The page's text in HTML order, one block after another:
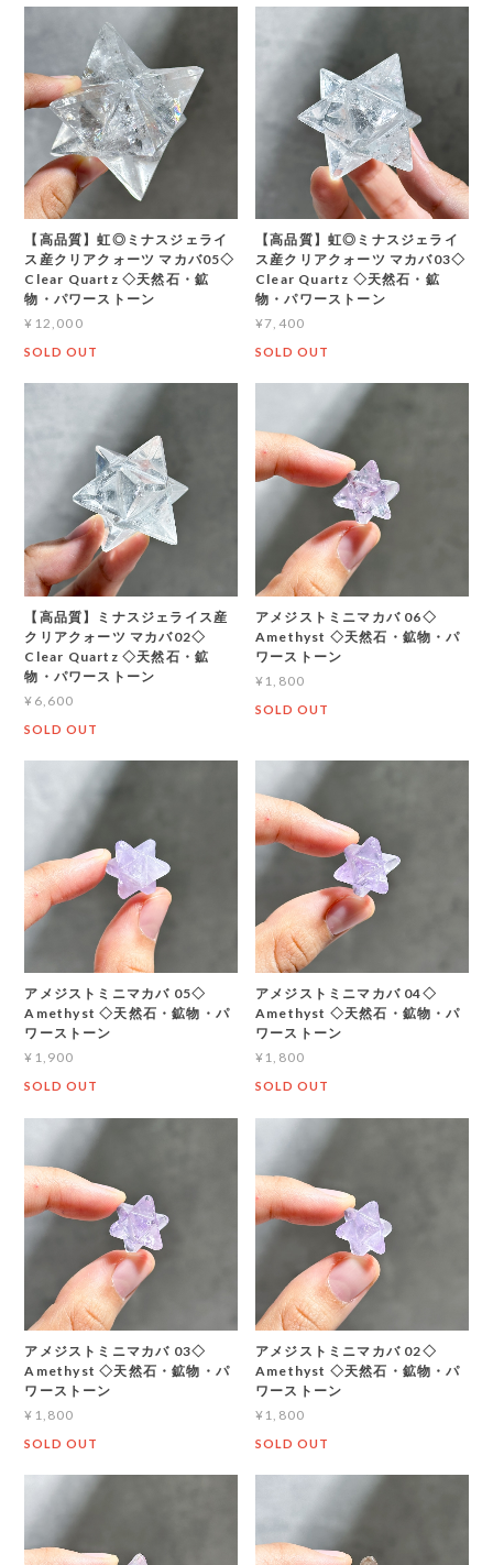
【高品質】虹◎ミナスジェライ
ス産クリアクォーツ マカバ05◇
Clear Quartz ◇天然石・鉱
物・パワーストーン
¥12,000
SOLD OUT
【高品質】虹◎ミナスジェライ
ス産クリアクォーツ マカバ03◇
Clear Quartz ◇天然石・鉱
物・パワーストーン
¥7,400
SOLD OUT
【高品質】ミナスジェライス産
クリアクォーツ マカバ02◇
Clear Quartz ◇天然石・鉱
物・パワーストーン
¥6,600
SOLD OUT
アメジストミニマカバ 06◇
Amethyst ◇天然石・鉱物・パ
ワーストーン
¥1,800
SOLD OUT
アメジストミニマカバ 05◇
Amethyst ◇天然石・鉱物・パ
ワーストーン
¥1,900
SOLD OUT
アメジストミニマカバ 04◇
Amethyst ◇天然石・鉱物・パ
ワーストーン
¥1,800
SOLD OUT
アメジストミニマカバ 03◇
Amethyst ◇天然石・鉱物・パ
ワーストーン
¥1,800
SOLD OUT
アメジストミニマカバ 02◇
Amethyst ◇天然石・鉱物・パ
ワーストーン
¥1,800
SOLD OUT